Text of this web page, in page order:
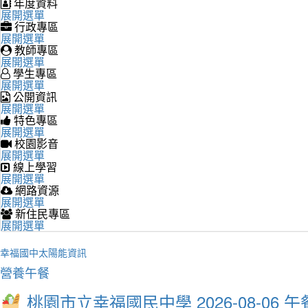
展開選單
行政專區
展開選單
教師專區
展開選單
學生專區
展開選單
公開資訊
展開選單
特色專區
展開選單
校園影音
展開選單
線上學習
展開選單
網路資源
展開選單
新住民專區
展開選單
幸福國中太陽能資訊
營養午餐
桃園市立幸福國民中學 2026-08-06 午